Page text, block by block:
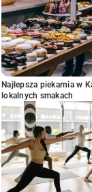
Najlepsza piekarnia w
lokalnych smakach